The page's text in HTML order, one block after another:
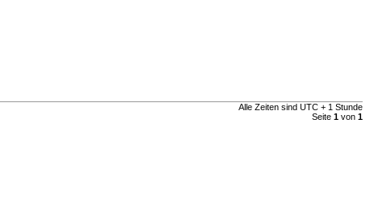
Alle Zeiten sind UTC + 1 Stunde
Seite 1von 1